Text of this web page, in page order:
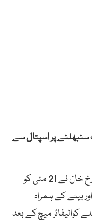
پر اسپتال سے
بھارتی میڈیا رپورٹس کے مطابق شاہ رخ خان نے 21 مئی کو
بیٹے کے ہمراہ
کوالیفائر میچ کے بعد